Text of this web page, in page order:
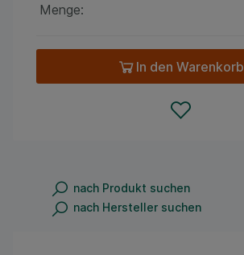
Menge:
In den Warenkorb
nach Produkt suchen
nach Hersteller suchen